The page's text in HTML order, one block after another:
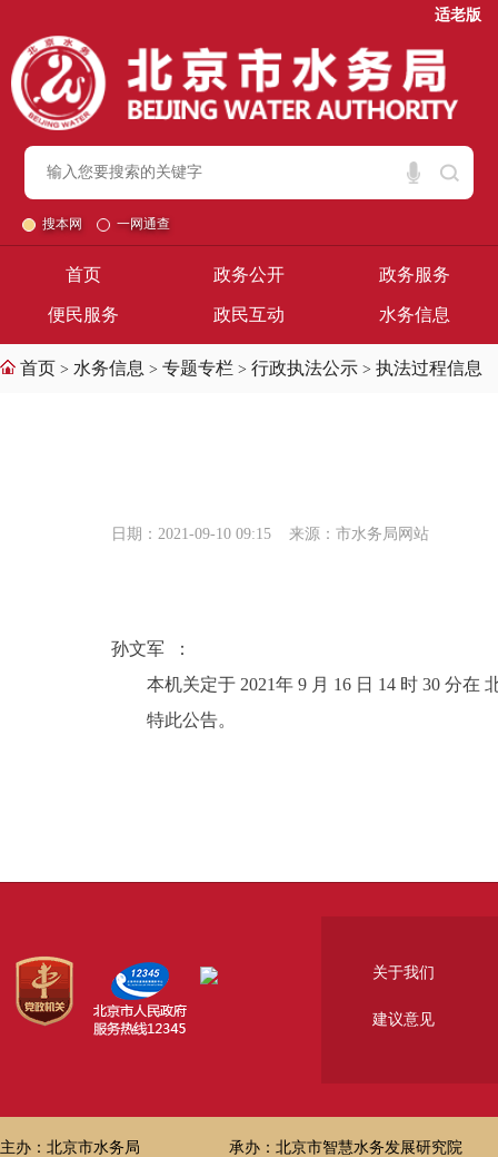
适老版
搜本网 一网通查
首页 政务公开 政务服务
便民服务 政民互动 水务信息
首页 > 水务信息 > 专题专栏 > 行政执法公示 > 执法过程信息
日期：2021-09-10 09:15 来源：市水务局网站
孙文军 ：
本机关定于 2021年 9 月 16 日 14 时 30 分
特此公告。
关于我们
建议意见
主办：北京市水务局 承办：北京市智慧水务发展研究院